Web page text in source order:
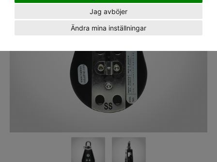
Jag avböjer
Ändra mina inställningar